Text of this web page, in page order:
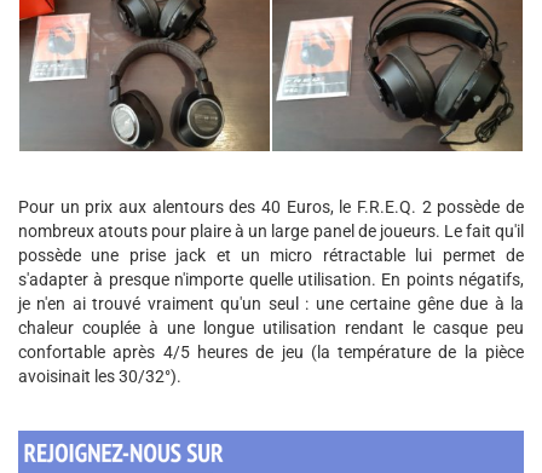
Pour un prix aux alentours des 40 Euros, le F.R.E.Q. 2 possède de
nombreux atouts pour plaire à un large panel de joueurs. Le fait qu'il
possède une prise jack et un micro rétractable lui permet de
s'adapter à presque n'importe quelle utilisation. En points négatifs,
je n'en ai trouvé vraiment qu'un seul : une certaine gêne due à la
chaleur couplée à une longue utilisation rendant le casque peu
confortable après 4/5 heures de jeu (la température de la pièce
avoisinait les 30/32°).